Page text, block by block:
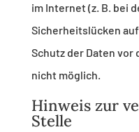
im Internet (z. B. bei
Sicherheitslücken
Schutz der Daten
nicht möglich.
Hinweis zur
Stelle